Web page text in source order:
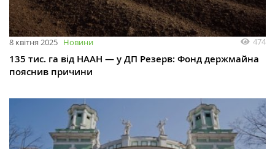
8 квітня 2025 Новини 474
135 тис. га від НААН — у ДП Резерв: Фонд держмайна
пояснив причини